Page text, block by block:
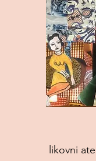
likovni